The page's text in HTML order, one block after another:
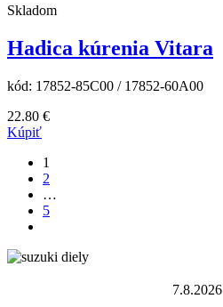
Skladom
Hadica kúrenia Vitara
kód: 17852-85C00 / 17852-60A00
22.80 €
Kúpiť
1
2
…
5
7.8.2026